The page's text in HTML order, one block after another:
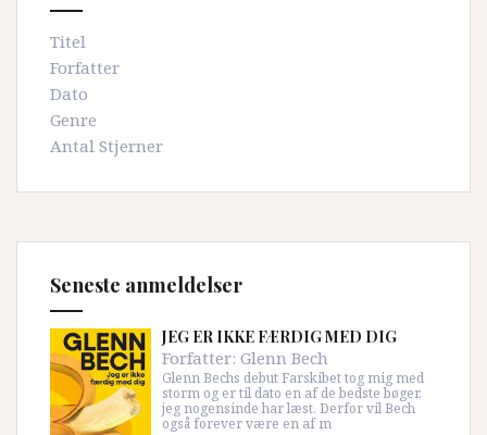
Titel
Forfatter
Dato
Genre
Antal Stjerner
Seneste anmeldelser
JEG ER IKKE FÆRDIG MED DIG
Forfatter: Glenn Bech
Glenn Bechs debut Farskibet tog mig med
storm og er til dato en af de bedste bøger,
jeg nogensinde har læst. Derfor vil Bech
også forever være en af m